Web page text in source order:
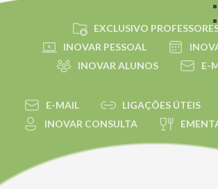
EXCLUSIVO
INOVAR PESSOAL
INOVAR ALUNOS
E-
E-MAIL LIGAÇÕES ÚTEIS
INOVAR CONSULTA